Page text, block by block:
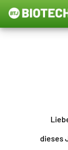
dieses